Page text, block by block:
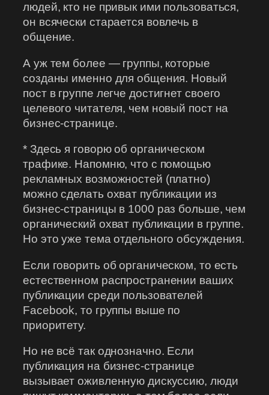
людей, кто не привык ими пользоваться,
он всячески старается вовлечь в
общение.
А уж тем более — группы, которые
созданы именно для общения. Новый
пост в группе легче достигнет своего
целевого читателя, чем новый пост на
бизнес-странице.
* Здесь я говорю об органическом
трафике. Напомню, что с помощью
рекламных возможностей (платно)
можно сделать охват публикации из
бизнес-страницы в 1000 раз больше, чем
органический охват публикации в группе.
Но это уже тема отдельного обсуждения.
Если говорить об органическом, то есть
естественном распространении ваших
публикации среди пользователей
Facebook, то группы выше по
приоритету.
Но не всё так однозначно. Если
публикация на бизнес-странице
вызывает оживленную дискуссию, люди